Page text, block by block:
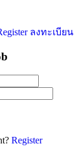
ลงทะเบียน
Register